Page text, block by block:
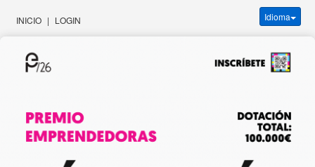
INICIO | LOGIN Idioma